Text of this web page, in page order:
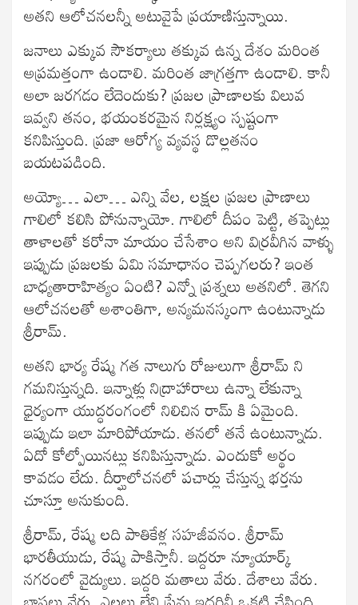
అతని ఆలోచనలన్నీ అటువైపే ప్రయాణిస్తున్నాయి.
జనాలు ఎక్కువ సౌకర్యాలు తక్కువ ఉన్న దేశం మరింత
అప్రమత్తంగా ఉండాలి. మరింత జాగ్రత్తగా ఉండాలి. కానీ
అలా జరగడం లేదెందుకు? ప్రజల ప్రాణాలకు విలువ
ఇవ్వని తనం, భయంకరమైన నిర్లక్ష్యం స్పష్టంగా
కనిపిస్తుంది. ప్రజా ఆరోగ్య వ్యవస్థ డొల్లతనం
బయటపడింది.
అయ్యో… ఎలా… ఎన్ని వేల, లక్షల ప్రజల ప్రాణాలు
గాలిలో కలిసి పోనున్నాయో. గాలిలో దీపం పెట్టి, తప్పెట్లు
తాళాలతో కరోనా మాయం చేసేశాం అని విర్రవీగిన వాళ్ళు
ఇప్పుడు ప్రజలకు ఏమి సమాధానం చెప్పగలరు? ఇంత
బాధ్యతారాహిత్యం ఏంటి? ఎన్నో ప్రశ్నలు అతనిలో. తెగని
ఆలోచనలతో అశాంతిగా, అన్యమనస్కంగా ఉంటున్నాడు
శ్రీరామ్.
అతని భార్య రేష్మ గత నాలుగు రోజులుగా శ్రీరామ్ ని
గమనిస్తున్నది. ఇన్నాళ్లు నిద్రాహారాలు ఉన్నా లేకున్నా
ధైర్యంగా యుద్ధరంగంలో నిలిచిన రామ్ కి ఏమైంది.
ఇప్పుడు ఇలా మారిపోయాడు. తనలో తనే ఉంటున్నాడు.
ఏదో కోల్పోయినట్లు కనిపిస్తున్నాడు. ఎందుకో అర్థం
కావడం లేదు. దీర్ఘాలోచనలో పచార్లు చేస్తున్న భర్తను
చూస్తూ అనుకుంది.
శ్రీరామ్, రేష్మ లది పాతికేళ్ల సహజీవనం. శ్రీరామ్
భారతీయుడు, రేష్మ పాకిస్తానీ. ఇద్దరూ న్యూయార్క్
నగరంలో వైద్యులు. ఇద్దరి మతాలు వేరు. దేశాలు వేరు.